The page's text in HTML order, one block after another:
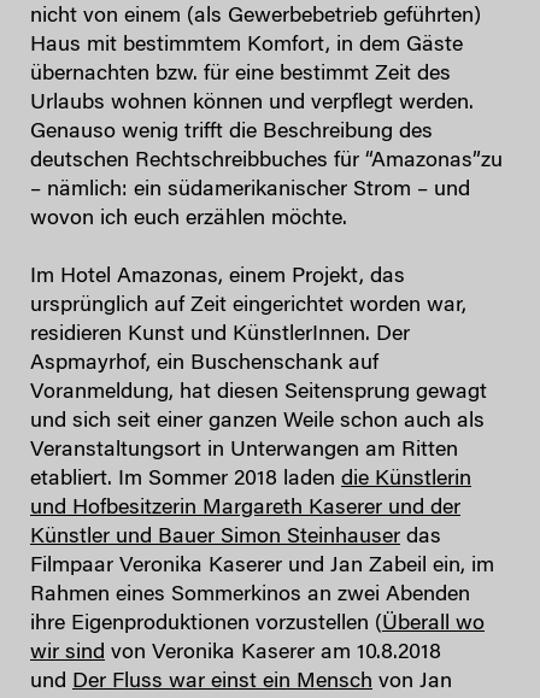
nicht von einem (als Gewerbebetrieb geführten)
Haus mit bestimmtem Komfort, in dem Gäste
übernachten bzw. für eine bestimmt Zeit des
Urlaubs wohnen können und verpflegt werden.
Genauso wenig trifft die Beschreibung des
deutschen Rechtschreibbuches für “Amazonas”zu
– nämlich: ein südamerikanischer Strom – und
wovon ich euch erzählen möchte.
Im Hotel Amazonas, einem Projekt, das
ursprünglich auf Zeit eingerichtet worden war,
residieren Kunst und KünstlerInnen. Der
Aspmayrhof, ein Buschenschank auf
Voranmeldung, hat diesen Seitensprung gewagt
und sich seit einer ganzen Weile schon auch als
Veranstaltungsort in Unterwangen am Ritten
etabliert. Im Sommer 2018 laden die Künstlerin
und Hofbesitzerin Margareth Kaserer und der
Künstler und Bauer Simon Steinhauser das
Filmpaar Veronika Kaserer und Jan Zabeil ein, im
Rahmen eines Sommerkinos an zwei Abenden
ihre Eigenproduktionen vorzustellen (Überall wo
wir sind von Veronika Kaserer am 10.8.2018
und Der Fluss war einst ein Mensch von Jan